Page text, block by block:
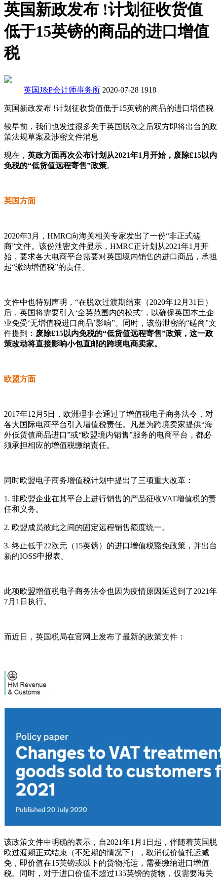
英国新政发布 !计划征收货值
低于15英镑的商品的进口增值
税
英国J&P会计师事务所 2020-07-28 1918
英国新政发布 !计划征收货值低于15英镑的商品的进口增值税
较早前，我们也发过很多关于英国脱欧之后双方即将出台的政
策法规草案及涉密文件消息
现在， 英政方面再次公布计划从2021年1月开始，废除£15以内
免税的“低货值远程寄售”政策。
英国方面
2020年3月，HMRC向海关相关专家发出了一份“非正式磋
商”文件。该份泄密文件显示，HMRC正计划从2021年1月开
始，要求各大电商平台需要对英国境内销售的进口商品，承担
起“缴纳增值税”的责任。
文件中也特别声明，“在脱欧过渡期结束（2020年12月31日）
后，英国将需要引入‘全英范围内的模式’，以确保英国本土企
业免受‘无增值税进口商品’影响”。同时，该份泄密的“磋商”文
件提到： 废除£15以内免税的“低货值远程寄售”政策，这一政
策改动将直接影响小包直邮的跨境电商卖家。
欧盟方面
2017年12月5日，欧洲理事会通过了增值税电子商务法令，对
各大国际电商平台引入增值税责任。凡是为跨境卖家提供“海
外低货值商品进口”或“欧盟境内销售”服务的电商平台，都必
须承担相应的增值税缴纳责任。
同时欧盟电子商务增值税计划中提出了三项重大改革：
1. 非欧盟企业在其平台上进行销售的产品征收VAT增值税的责
任和义务。
2. 欧盟成员彼此之间的固定远程销售额度统一。
3. 终止低于22欧元（15英镑）的进口增值税豁免政策，并出台
新的IOSS申报表。
此项欧盟增值税电子商务法令也因为疫情原因延迟到了2021年
7月1日执行。
而近日，英国税局在官网上发布了最新的政策文件：
该政策文件中明确的表示，自2021年1月1日起，伴随着英国脱
欧过渡期正式结束（不延期的情况下），取消低价值托运减
免，即价值在15英镑或以下的货物托运，需要缴纳进口增值
税。同时，对于进口价值不超过135英镑的货物，仅需要海关